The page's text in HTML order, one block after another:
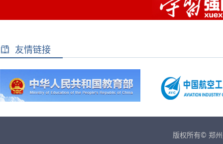
友情链接
版权所有© 郑